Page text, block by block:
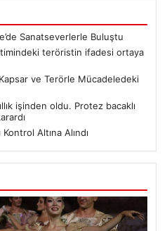
Sanatseverlerle Buluştu
timindeki teröristin ifadesi ortaya
ve Terörle Mücadeledeki
işinden oldu. Protez bacaklı
Altına Alındı